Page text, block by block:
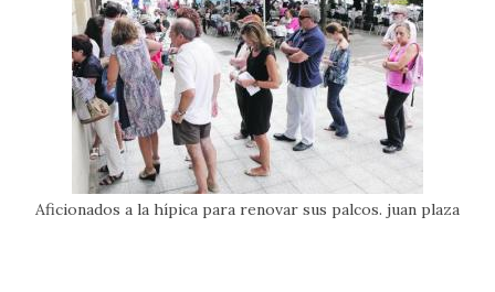
Aficionados a la hípica para renovar sus palcos. juan plaza